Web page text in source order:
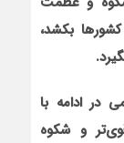
بکشد،
در ادامه با
و شکوه